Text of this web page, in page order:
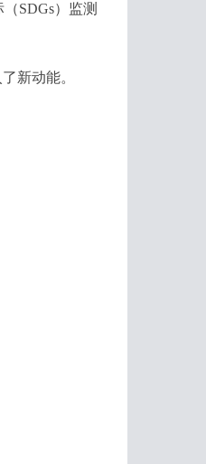
SDGs）监测
新动能。